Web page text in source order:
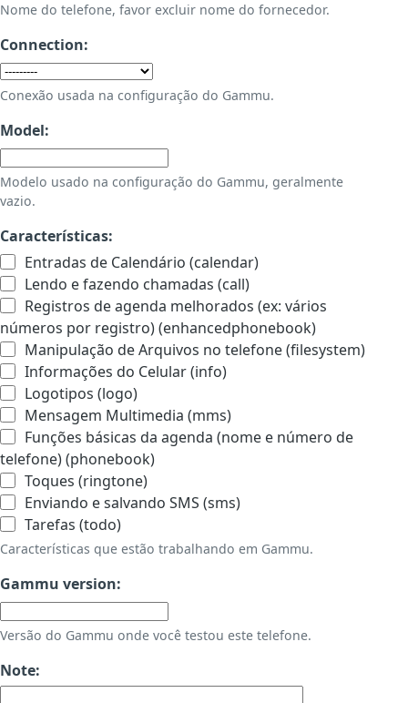
Nome do telefone, favor excluir nome do fornecedor.
Connection:
Conexão usada na configuração do Gammu.
Model:
Modelo usado na configuração do Gammu, geralmente
vazio.
Características:
Entradas de Calendário (calendar)
Lendo e fazendo chamadas (call)
Registros de agenda melhorados (ex: vários
números por registro) (enhancedphonebook)
Manipulação de Arquivos no telefone (filesystem)
Informações do Celular (info)
Logotipos (logo)
Mensagem Multimedia (mms)
Funções básicas da agenda (nome e número de
telefone) (phonebook)
Toques (ringtone)
Enviando e salvando SMS (sms)
Tarefas (todo)
Características que estão trabalhando em Gammu.
Gammu version:
Versão do Gammu onde você testou este telefone.
Note: